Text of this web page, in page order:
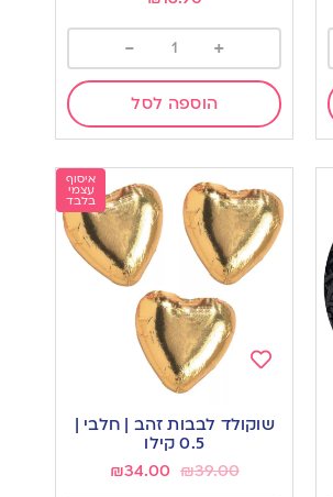
+
-
הוספה לסל
איסוף
עצמי
בלבד
to
wishlist
שוקולד לבבות זהב | חלבי |
0.5 קילו
₪39.00
₪34.00